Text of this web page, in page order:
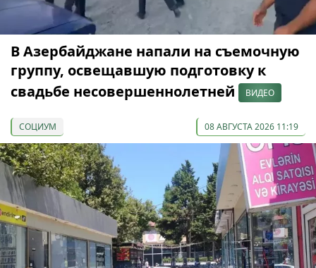
В Азербайджане напали на съемочную
группу, освещавшую подготовку к
свадьбе несовершеннолетней
ВИДЕО
СОЦИУМ 08 АВГУСТА 2026 11:19